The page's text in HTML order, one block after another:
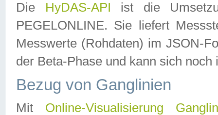
Die HyDAS-API ist die
PEGELONLINE. Sie liefert
Messwerte (Rohdaten) im JSON-
der Beta-Phase und kann sich noch
Bezug von Ganglinien
Mit Online-Visualisierung